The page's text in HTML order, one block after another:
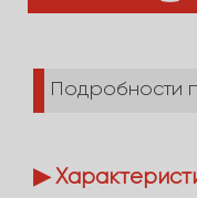
Подробности
▶